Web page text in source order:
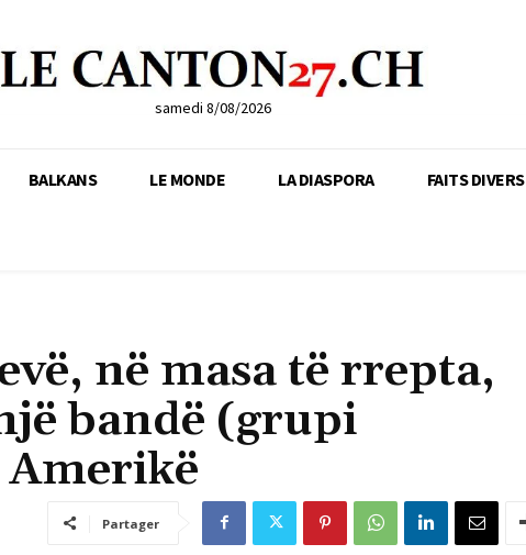
samedi 8/08/2026
BALKANS LE MONDE LA DIASPORA FAITS DIVERS
në masa të rrepta,
bandë (grupi
Partager